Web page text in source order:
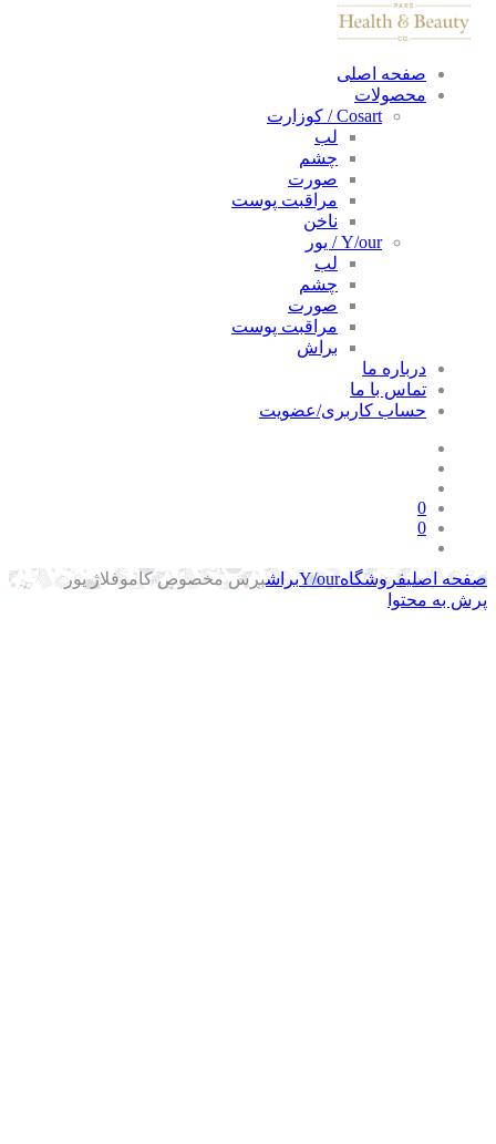
صفحه اصلی
محصولات
Cosart / کوزارت
لب
چشم
صورت
مراقبت پوست
ناخن
Y/our / یور
لب
چشم
صورت
مراقبت پوست
براش
درباره ما
تماس با ما
حساب کاربری/عضویت
0
0
اصلیفروشگاهY/ourبراشبرس مخصوص کاموفلاژ یور
به محتوا